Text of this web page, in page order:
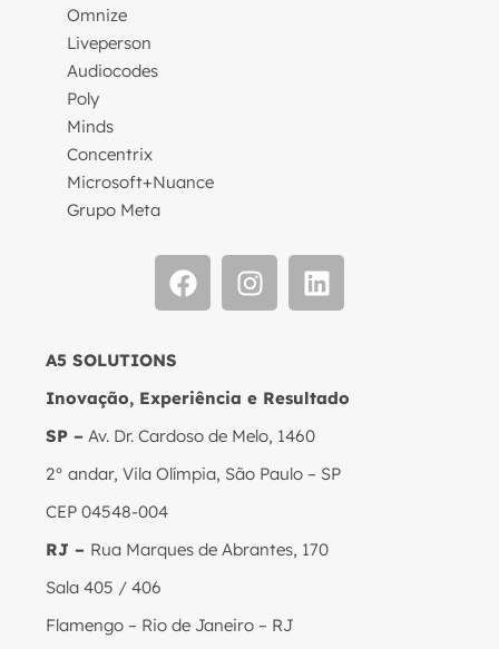
Omnize
Liveperson
Audiocodes
Poly
Minds
Concentrix
Microsoft+Nuance
Grupo Meta
A5 SOLUTIONS
Inovação, Experiência e Resultado
SP – Av. Dr. Cardoso de Melo, 1460
2° andar, Vila Olímpia, São Paulo – SP
CEP 04548-004
RJ – Rua Marques de Abrantes, 170
Sala 405 / 406
Flamengo – Rio de Janeiro – RJ